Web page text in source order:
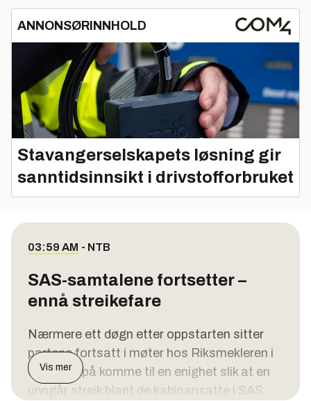
ANNONSØRINNHOLD
Stavangerselskapets løsning gir
sanntidsinnsikt i drivstofforbruket
03:59 AM - NTB
SAS-samtalene fortsetter –
ennå streikefare
Nærmere ett døgn etter oppstarten sitter
partene fortsatt i møter hos Riksmekleren i
et forsøk på komme til en enighet slik at en
unngår streik blant de kabinansatte i SAS.
Vis mer